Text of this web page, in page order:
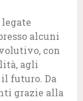
alcuni
con
agli
futuro. Da
grazie alla